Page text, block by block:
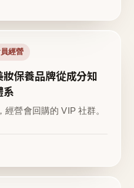
經營
保養品牌從成分知
系
營會回購的 VIP 社群。